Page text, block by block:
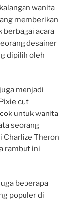
wanita
memberikan
berbagai acara
desainer
dipilih oleh
menjadi
cut
untuk wanita
seorang
Charlize Theron
rambut ini
beberapa
populer di